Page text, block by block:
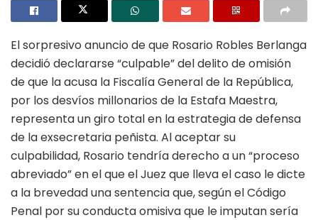
El sorpresivo anuncio de que Rosario Robles Berlanga
decidió declararse “culpable” del delito de omisión
de que la acusa la Fiscalía General de la República,
por los desvíos millonarios de la Estafa Maestra,
representa un giro total en la estrategia de defensa
de la exsecretaria peñista. Al aceptar su
culpabilidad, Rosario tendría derecho a un “proceso
abreviado” en el que el Juez que lleva el caso le dicte
a la brevedad una sentencia que, según el Código
Penal por su conducta omisiva que le imputan sería